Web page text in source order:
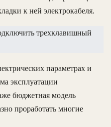
к ней электрокабеля.
параметрах и
эксплуатации
бюджетная модель
проработать многие